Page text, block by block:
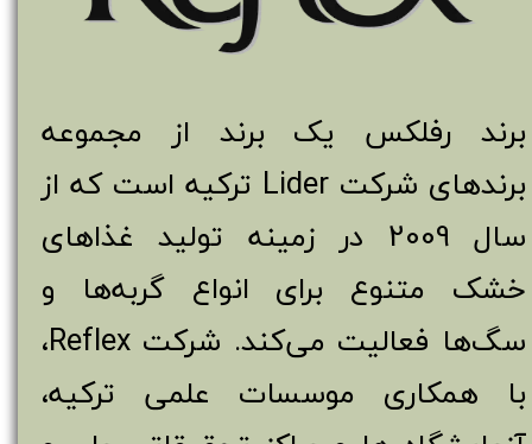
برند رفلکس یک برند از مجموعه
برندهای شرکت Lider ترکیه است که از
سال 2009 در زمینه تولید غذاهای
خشک متنوع برای انواع گربه‌ها و
سگ‌ها فعالیت می‌کند. شرکت Reflex،
با همکاری موسسات علمی ترکیه،